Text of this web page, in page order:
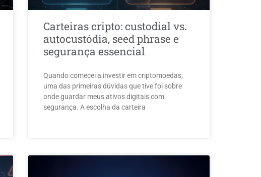
Carteiras cripto: custodial vs.
autocustódia, seed phrase e
segurança essencial
Quando comecei a investir em criptomoedas,
uma das primeiras dúvidas que tive foi sobre
onde guardar meus ativos digitais com
segurança. A escolha da carteira